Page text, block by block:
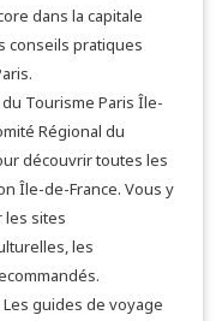
dans la capitale
conseils pratiques
Tourisme Paris Île-
Régional du
découvrir toutes les
Île-de-France. Vous y
sites
les
guides de voyage